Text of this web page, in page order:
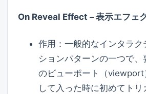
On Reveal Effect – 表示エフェ
作用：一般的なインタラク
ションパターンの一つで
のビューポート（viewport
して入った時に初めてトリ